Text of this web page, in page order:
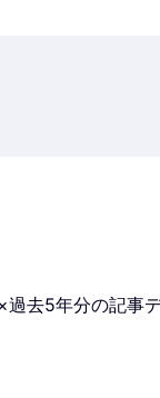
去5年分の記事